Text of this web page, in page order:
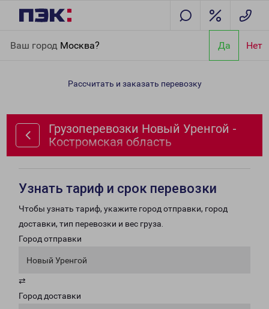
Ваш город Москва? Да Нет
Костромская область
Рассчитать и заказать перевозку
Грузоперевозки Новый Уренгой -
Костромская область
Узнать тариф и срок перевозки
Чтобы узнать тариф, укажите город отправки, город
доставки, тип перевозки и вес груза.
Город отправки
Новый Уренгой
⇄
Город доставки